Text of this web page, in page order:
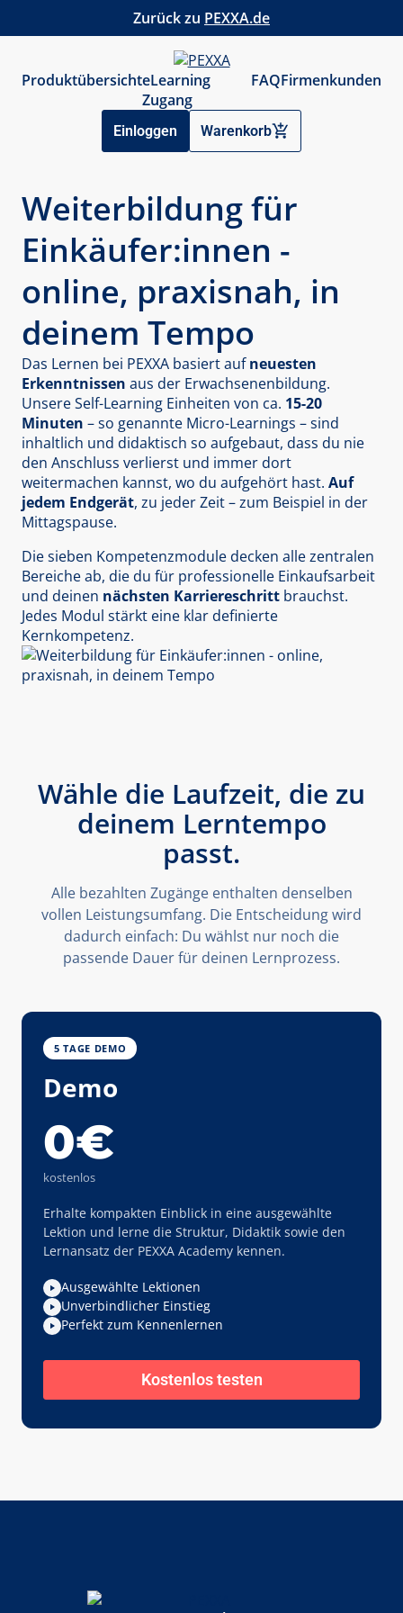
Zurück zu PEXXA.de
ProduktübersichteLearning
Zugang
FAQFirmenkunden
Einloggen Warenkorb
Weiterbildung für
Einkäufer:innen -
online, praxisnah, in
deinem Tempo
Das Lernen bei PEXXA basiert aufneuesten
Erkenntnissen aus der Erwachsenenbildung.
Unsere Self-Learning Einheiten von ca. 15-20
Minuten – so genannte Micro-Learnings – sind
inhaltlich und didaktisch so aufgebaut, dass du nie
den Anschluss verlierst und immer dort
weitermachen kannst, wo du aufgehört hast. Auf
jedem Endgerät, zu jeder Zeit – zum Beispiel in der
Mittagspause.
Die sieben Kompetenzmodule decken alle zentralen
Bereiche ab, die du für professionelle Einkaufsarbeit
und deinen nächsten Karriereschritt brauchst.
Jedes Modul stärkt eine klar definierte
Kernkompetenz.
Wähle die Laufzeit, die zu
deinem Lerntempo
passt.
Alle bezahlten Zugänge enthalten denselben
vollen Leistungsumfang. Die Entscheidung wird
dadurch einfach: Du wählst nur noch die
passende Dauer für deinen Lernprozess.
5 TAGE DEMO
Demo
0€
kostenlos
Erhalte kompakten Einblick in eine ausgewählte
Lektion und lerne die Struktur, Didaktik sowie den
Lernansatz der PEXXA Academy kennen.
Ausgewählte Lektionen
Unverbindlicher Einstieg
Perfekt zum Kennenlernen
Kostenlos testen